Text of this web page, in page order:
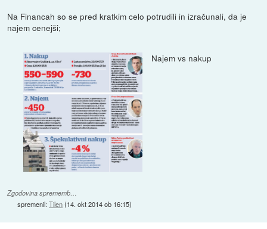
Na Financah so se pred kratkim celo potrudili in izračunali, da je
najem cenejši;
Najem vs nakup
Zgodovina sprememb…
spremenil:Tilen(14. okt 2014 ob 16:15)